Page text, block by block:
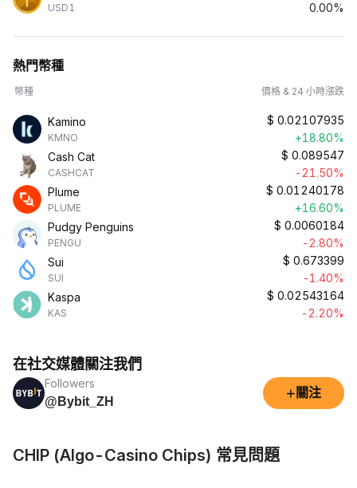
USD1
0.00%
熱門幣種
幣種 價格 & 24 小時漲跌
Kamino
KMNO
$ 0.02107935
+18.80%
Cash Cat
CASHCAT
$ 0.089547
-21.50%
Plume
PLUME
$ 0.01240178
+16.60%
Pudgy Penguins
PENGU
$ 0.0060184
-2.80%
Sui
SUI
$ 0.673399
-1.40%
Kaspa
KAS
$ 0.02543164
-2.20%
在社交媒體關注我們
Followers
@Bybit_ZH
+ 關注
CHIP (Algo-Casino Chips) 常見問題